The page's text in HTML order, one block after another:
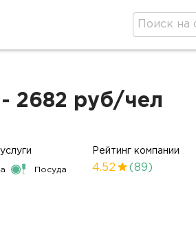
2682 руб/чел
Посуда
Рейтинг компании
4.52 (89)